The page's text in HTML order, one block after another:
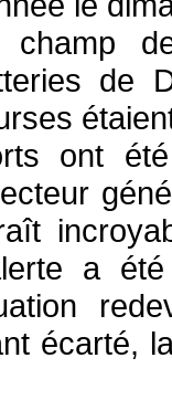
champ
de
ont
a
écarté,